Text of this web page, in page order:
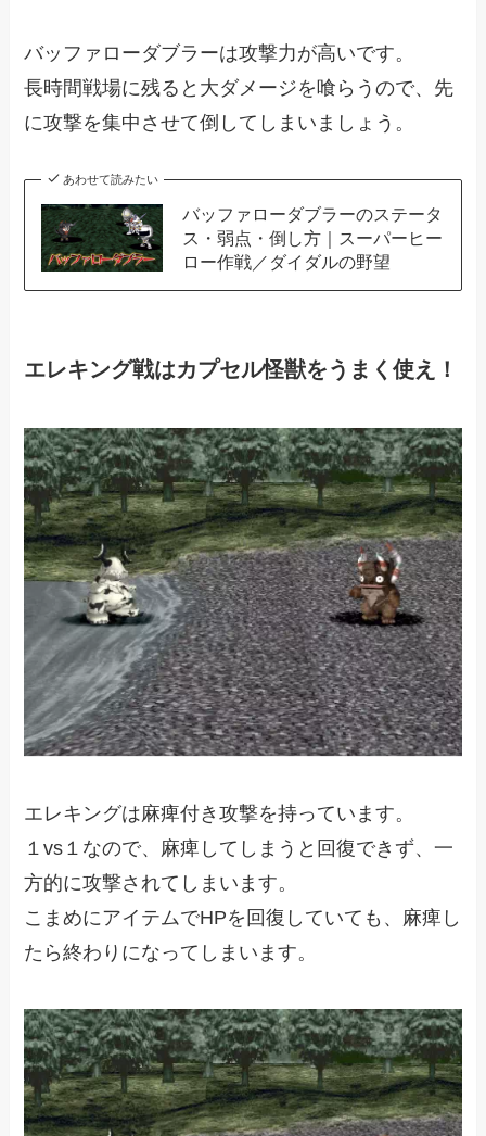
バッファローダブラーは攻撃力が高いです。
長時間戦場に残ると大ダメージを喰らうので、先
に攻撃を集中させて倒してしまいましょう。
あわせて読みたい
バッファローダブラーのステータ
ス・弱点・倒し方｜スーパーヒー
ロー作戦／ダイダルの野望
エレキング戦はカプセル怪獣をうまく使え！
エレキングは麻痺付き攻撃を持っています。
１vs１なので、麻痺してしまうと回復できず、一
方的に攻撃されてしまいます。
こまめにアイテムでHPを回復していても、麻痺し
たら終わりになってしまいます。